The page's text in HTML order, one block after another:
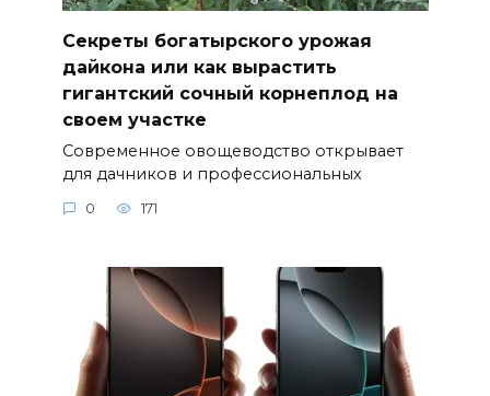
Секреты богатырского урожая
дайкона или как вырастить
гигантский сочный корнеплод на
своем участке
Современное овощеводство открывает
для дачников и профессиональных
0 171